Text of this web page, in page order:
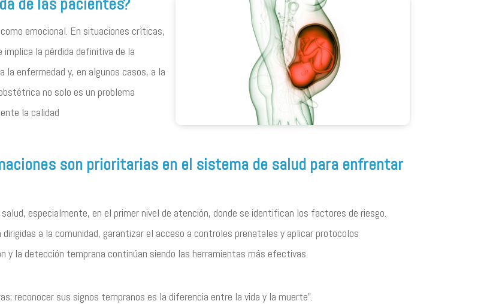
emocional. En situaciones críticas,
la pérdida definitiva de la
enfermedad y, en algunos casos, a la
no solo es un problema
la calidad
son prioritarias en el sistema de salud para enfrentar
especialmente, en el primer nivel de atención, donde se identifican los factores de riesgo.
a la comunidad, garantizar el acceso a controles prenatales y aplicar protocolos
y la detección temprana continúan siendo las herramientas más efectivas.
reconocer sus signos tempranos es la diferencia entre la vida y la muerte”.